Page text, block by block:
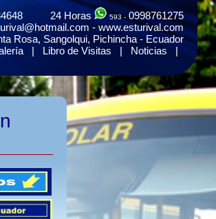
24 Horas 593 -0998761275
- www.esturival.com
Rosa, Sangolqui, Pichincha - Ecuador
| Libro de Visitas | Noticias |